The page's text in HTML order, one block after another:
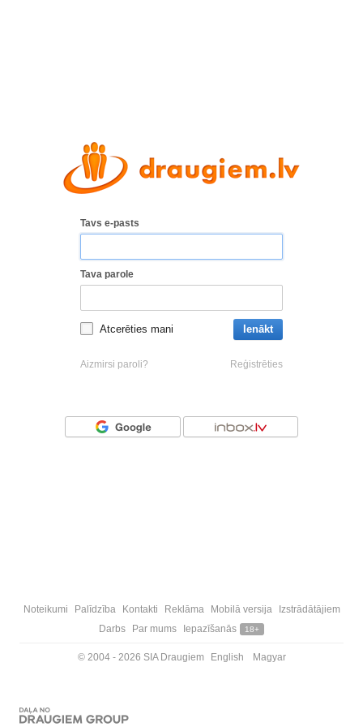
Tavs e-pasts
Tava parole
Atcerēties mani Ienākt
Aizmirsi paroli? Reģistrēties
Noteikumi Palīdzība Kontakti Reklāma Mobilā versija
Izstrādātājiem
Darbs
Par mums Iepazīšanās 18+
© 2004 - 2026 SIA Draugiem English Magyar